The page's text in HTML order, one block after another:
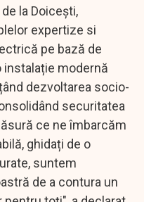
la Doicești,
expertize si
pe bază de
instalație modernă
dezvoltarea socio-
securitatea
ce ne îmbarcăm
ghidați de o
suntem
de a contura un